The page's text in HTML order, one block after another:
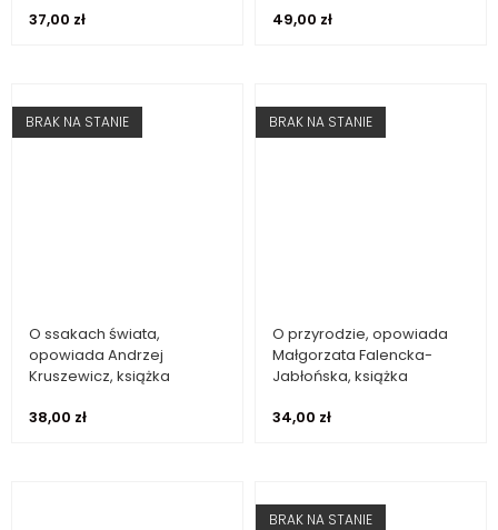
37,00 zł 49,00 zł
BRAK NA STANIE
Dowiedz się więcej
O ssakach świata,
opowiada Andrzej
Kruszewicz, książka
38,00 zł
BRAK NA STANIE
Dowiedz się więcej
O przyrodzie, opowiada
Małgorzata Falencka-
Jabłońska, książka
34,00 zł
BRAK NA STANIE